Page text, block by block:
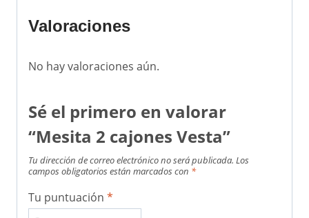
Valoraciones
No hay valoraciones aún.
Sé el primero en valorar
“Mesita 2 cajones Vesta”
Tu dirección de correo electrónico no será publicada. Los
campos obligatorios están marcados con *
Tu puntuación *